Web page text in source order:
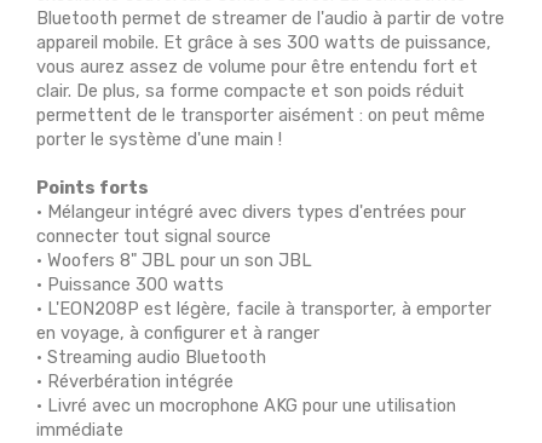
Bluetooth permet de streamer de l'audio à partir de votre
appareil mobile. Et grâce à ses 300 watts de puissance,
vous aurez assez de volume pour être entendu fort et
clair. De plus, sa forme compacte et son poids réduit
permettent de le transporter aisément : on peut même
porter le système d'une main !
Points forts
• Mélangeur intégré avec divers types d'entrées pour
connecter tout signal source
• Woofers 8" JBL pour un son JBL
• Puissance 300 watts
• L'EON208P est légère, facile à transporter, à emporter
en voyage, à configurer et à ranger
• Streaming audio Bluetooth
• Réverbération intégrée
• Livré avec un mocrophone AKG pour une utilisation
immédiate